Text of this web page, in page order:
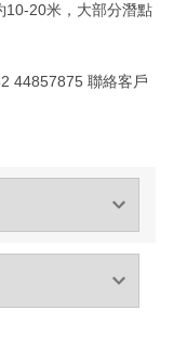
10-20米，大部分潛點
44857875 聯絡客戶